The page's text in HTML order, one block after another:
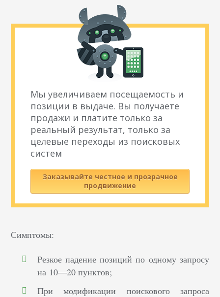
Мы увеличиваем посещаемость и
позиции в выдаче. Вы получаете
продажи и платите только за
реальный результат, только за
целевые переходы из поисковых
систем
Заказывайте честное и прозрачное
продвижение
Симптомы:
Резкое падение позиций по одному запросу
на 10—20 пунктов;
При модификации поискового запроса